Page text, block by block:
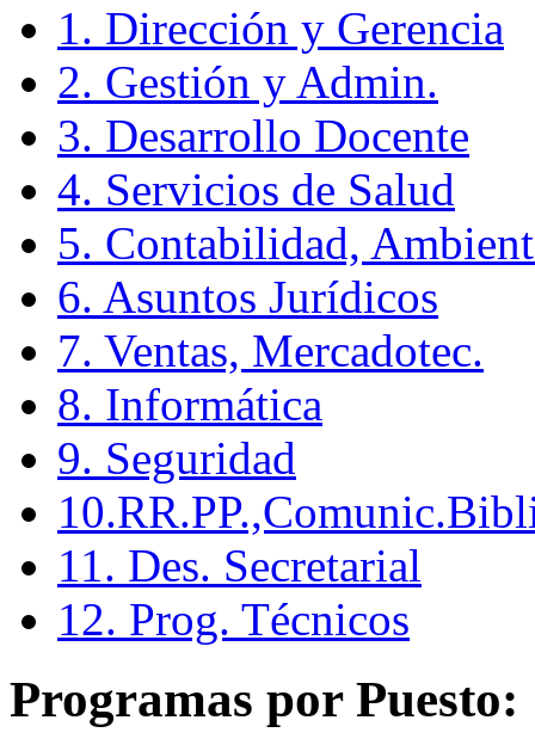
1. Dirección y Gerencia
2. Gestión y Admin.
3. Desarrollo Docente
4. Servicios de Salud
5. Contabilidad,
6. Asuntos Jurídicos
7. Ventas, Mercadotec.
8. Informática
9. Seguridad
11. Des. Secretarial
12. Prog. Técnicos
Programas por Puesto: